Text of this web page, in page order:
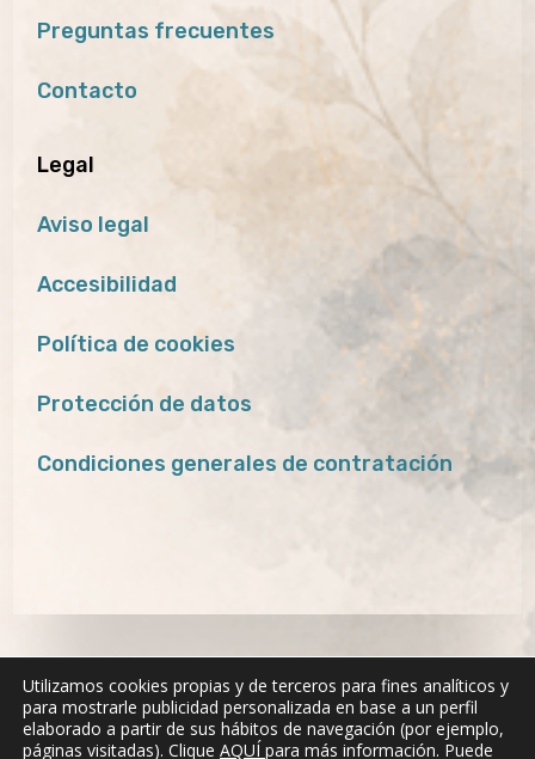
Preguntas frecuentes
Contacto
Legal
Aviso legal
Accesibilidad
Política de cookies
Protección de datos
Condiciones generales de contratación
Utilizamos cookies propias y de terceros para fines analíticos y
para mostrarle publicidad personalizada en base a un perfil
elaborado a partir de sus hábitos de navegación (por ejemplo,
páginas visitadas). Clique AQUÍ para más información. Puede